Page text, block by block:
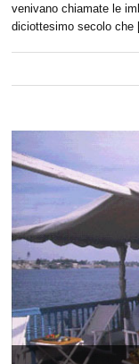
venivano chiamate le
diciottesimo secolo che